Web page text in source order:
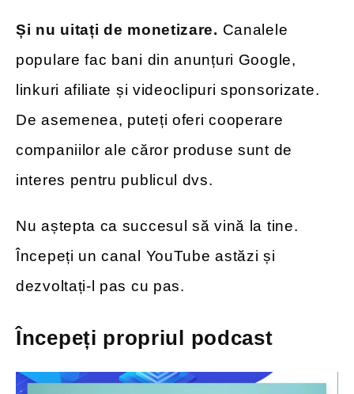
Și nu uitați de monetizare. Canalele
populare fac bani din anunțuri Google,
linkuri afiliate și videoclipuri sponsorizate.
De asemenea, puteți oferi cooperare
companiilor ale căror produse sunt de
interes pentru publicul dvs.
Nu aștepta ca succesul să vină la tine.
Începeți un canal YouTube astăzi și
dezvoltați-l pas cu pas.
Începeți propriul podcast